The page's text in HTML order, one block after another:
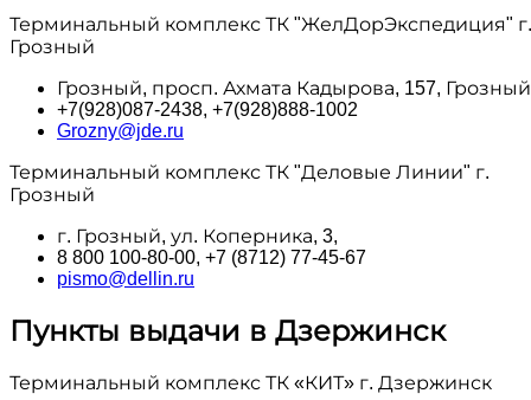
Терминальный комплекс ТК "ЖелДорЭкспедиция" г.
Грозный
Грозный, просп. Ахмата Кадырова, 157, Грозный
+7(928)087-2438, +7(928)888-1002
Grozny@jde.ru
Терминальный комплекс ТК "Деловые Линии" г.
Грозный
г. Грозный, ул. Коперника, 3,
8 800 100‑80-00, +7 (8712) 77-45-67
pismo@dellin.ru
Пункты выдачи в Дзержинск
Терминальный комплекс ТК «КИТ» г. Дзержинск